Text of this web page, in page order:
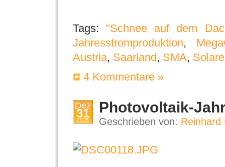
Tags: "Schnee auf dem
Jahresstromproduktion,
Austria, Saarland, SMA,
4 Kommentare »
Dez
31
2008
Photovoltaik-
Geschrieben von: Reinhard